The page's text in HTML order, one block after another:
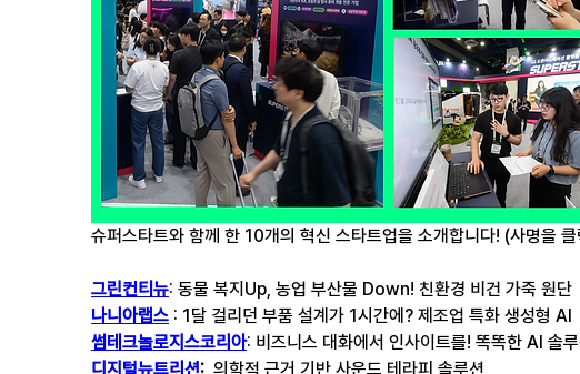
슈퍼스타트와 함께 한 10개의 혁신 스타트업을 소개합니다! (사명을
그린컨티뉴: 동물 복지Up, 농업 부산물 Down! 친환경 비건 가죽 원단
나니아랩스 : 1달 걸리던 부품 설계가 1시간에? 제조업 특화 생성형 AI
썸테크놀로지스코리아: 비즈니스 대화에서 인사이트를! 똑똑한 AI 솔
디지털뉴트리션: 의학적 근거 기반 사운드 테라피 솔루션